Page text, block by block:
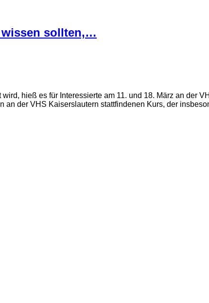
wissen sollten,…
hieß es für Interessierte am 11. und 18. März an der
an der VHS Kaiserslautern stattfindenen Kurs, der